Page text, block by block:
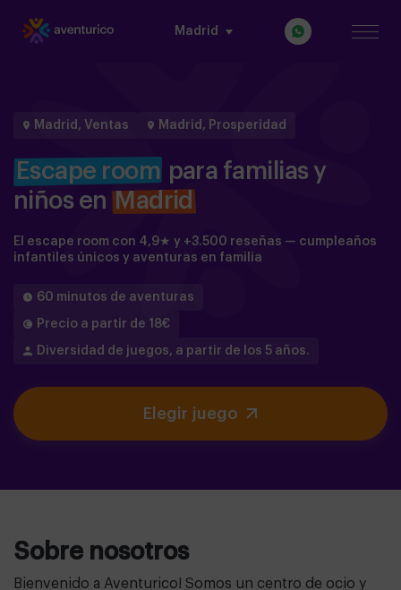
Madrid
Madrid, Ventas Madrid, Prosperidad
Escape room para familias y
niños en Madrid
El escape room con 4,9★ y +3.500 reseñas — cumpleaños
infantiles únicos y aventuras en familia
60 minutos de aventuras
Precio a partir de 18€
Diversidad de juegos, a partir de los 5 años.
Elegir juego
Sobre nosotros
Bienvenido a Aventurico! Somos un centro de ocio y